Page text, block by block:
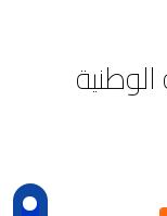
الوطنية